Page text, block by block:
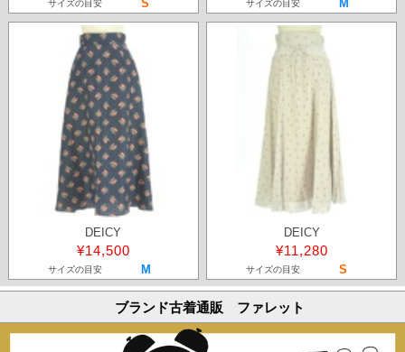
サイズの目安 S サイズの目安 M
DEICY
¥14,500
サイズの目安 M
DEICY
¥11,280
サイズの目安 S
ブランド古着通販 ファレット